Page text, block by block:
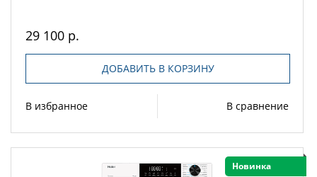
29 100 р.
ДОБАВИТЬ В КОРЗИНУ
В избранное В сравнение
Новинка